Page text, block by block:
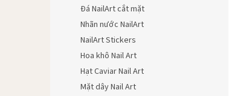
Đá NailArt cắt mặt
Nhãn nước NailArt
NailArt Stickers
Hoa khô Nail Art
Hạt Caviar Nail Art
Mặt dây Nail Art